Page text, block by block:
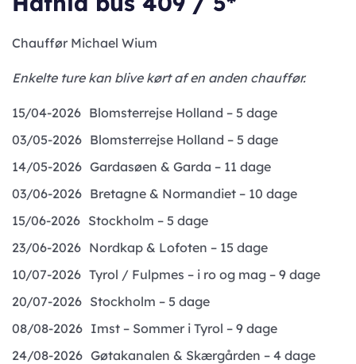
Chauffør Michael Wium
Enkelte ture kan blive kørt af en anden chauffør.
15/04-2026 Blomsterrejse Holland – 5 dage
03/05-2026 Blomsterrejse Holland – 5 dage
14/05-2026 Gardasøen & Garda – 11 dage
03/06-2026 Bretagne & Normandiet – 10 dage
15/06-2026 Stockholm – 5 dage
23/06-2026 Nordkap & Lofoten – 15 dage
10/07-2026 Tyrol / Fulpmes – i ro og mag – 9 dage
20/07-2026 Stockholm – 5 dage
08/08-2026 Imst – Sommer i Tyrol – 9 dage
24/08-2026 Gøtakanalen & Skærgården – 4 dage